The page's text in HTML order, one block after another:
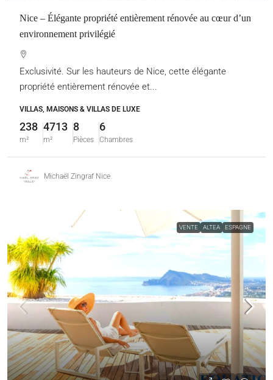
Nice – Élégante propriété entièrement rénovée au cœur d’un
environnement privilégié
Exclusivité. Sur les hauteurs de Nice, cette élégante
propriété entièrement rénovée et...
VILLAS, MAISONS & VILLAS DE LUXE
238
m²
4713
m²
8
Pièces
6
Chambres
Michaël Zingraf Nice
VENTE ALTEA ESPAGNE